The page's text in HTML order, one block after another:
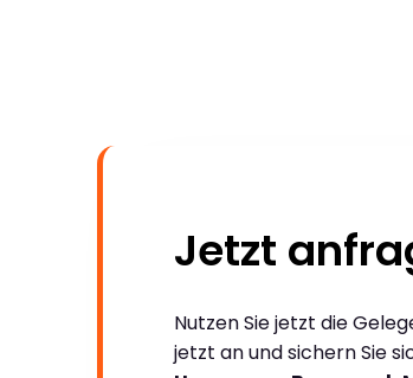
Jetzt
Nutzen Sie jetzt die
jetzt an und sichern Sie